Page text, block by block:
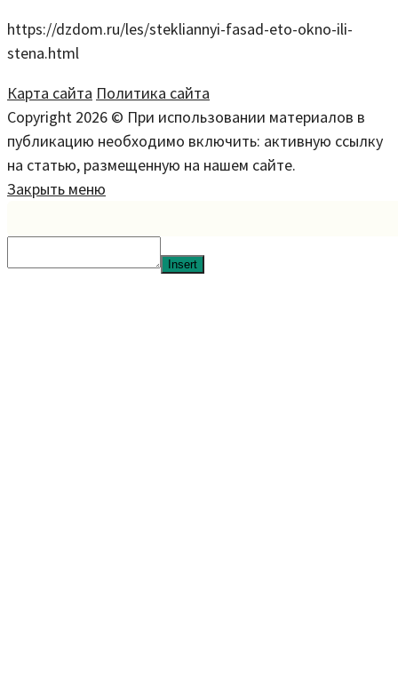
https://dzdom.ru/les/stekliannyi-fasad-eto-okno-ili-
stena.html
Карта сайта Политика сайта
Copyright 2026 © При использовании материалов в
публикацию необходимо включить: активную ссылку
на статью, размещенную на нашем сайте.
Закрыть меню
Insert